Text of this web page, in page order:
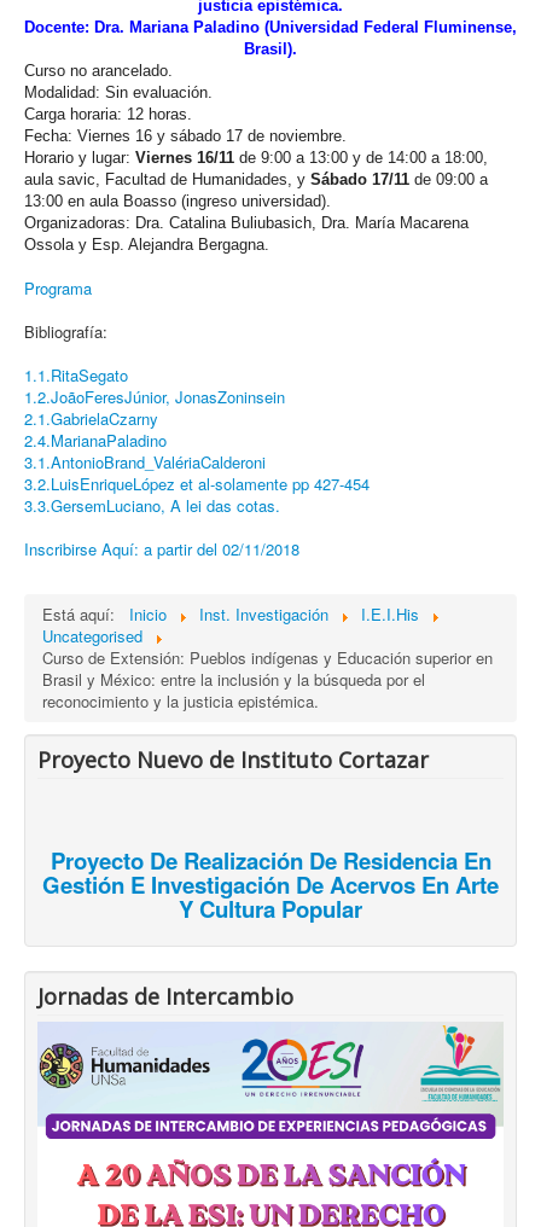
justicia epistémica.
Docente: Dra. Mariana Paladino (Universidad Federal Fluminense,
Brasil).
Curso no arancelado.
Modalidad: Sin evaluación.
Carga horaria: 12 horas.
Fecha: Viernes 16 y sábado 17 de noviembre.
Horario y lugar: Viernes 16/11 de 9:00 a 13:00 y de 14:00 a 18:00,
aula savic, Facultad de Humanidades, y Sábado 17/11 de 09:00 a
13:00 en aula Boasso (ingreso universidad).
Organizadoras: Dra. Catalina Buliubasich, Dra. María Macarena
Ossola y Esp. Alejandra Bergagna.
Programa
Bibliografía:
1.1.RitaSegato
1.2.JoãoFeresJúnior, JonasZoninsein
2.1.GabrielaCzarny
2.4.MarianaPaladino
3.1.AntonioBrand_ValériaCalderoni
3.2.LuisEnriqueLópez et al-solamente pp 427-454
3.3.GersemLuciano, A lei das cotas.
Inscribirse Aquí: a partir del 02/11/2018
Está aquí: Inicio Inst. Investigación
I.E.I.His
Uncategorised
Curso de Extensión: Pueblos indígenas y Educación superior en
Brasil y México: entre la inclusión y la búsqueda por el
reconocimiento y la justicia epistémica.
Proyecto Nuevo de Instituto Cortazar
Proyecto De Realización De Residencia En
Gestión E Investigación De Acervos En Arte
Y Cultura Popular
Jornadas de Intercambio